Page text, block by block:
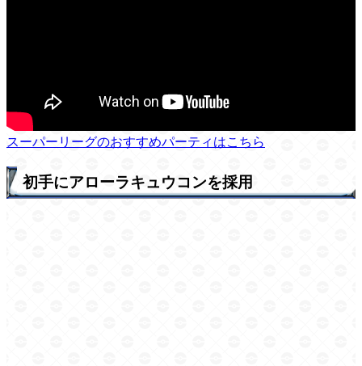
スーパーリーグのおすすめパーティはこちら
初手にアローラキュウコンを採用